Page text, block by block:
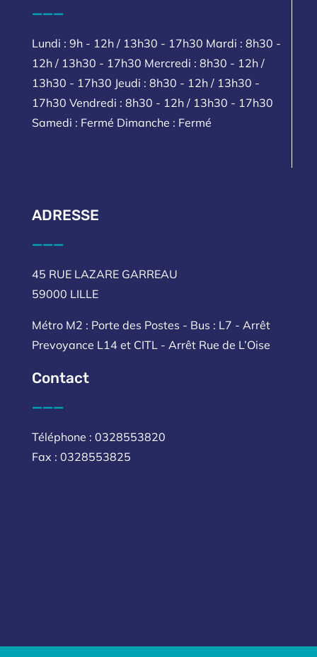
___
Lundi : 9h - 12h / 13h30 - 17h30 Mardi : 8h30 -
12h / 13h30 - 17h30 Mercredi : 8h30 - 12h /
13h30 - 17h30 Jeudi : 8h30 - 12h / 13h30 -
17h30 Vendredi : 8h30 - 12h / 13h30 - 17h30
Samedi : Fermé Dimanche : Fermé
ADRESSE
___
45 RUE LAZARE GARREAU
59000 LILLE
Métro M2 : Porte des Postes - Bus : L7 - Arrêt
Prevoyance L14 et CITL - Arrêt Rue de L’Oise
Contact
___
Téléphone : 0328553820
Fax : 0328553825